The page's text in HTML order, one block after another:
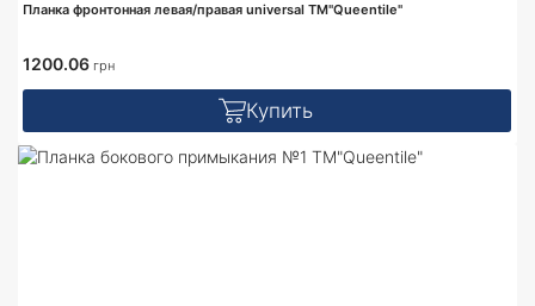
Планка фронтонная левая/правая universal TM"Queentile"
1200.06 грн
Купить